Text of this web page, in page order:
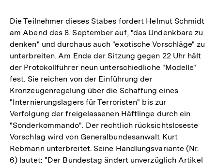
Die Teilnehmer dieses Stabes fordert Helmut Schmidt
am Abend des 8. September auf, "das Undenkbare zu
denken" und durchaus auch "exotische Vorschläge" zu
unterbreiten. Am Ende der Sitzung gegen 22 Uhr hält
der Protokollführer neun unterschiedliche "Modelle"
fest. Sie reichen von der Einführung der
Kronzeugenregelung über die Schaffung eines
"Internierungslagers für Terroristen" bis zur
Verfolgung der freigelassenen Häftlinge durch ein
"Sonderkommando". Der rechtlich rücksichtsloseste
Vorschlag wird von Generalbundesanwalt Kurt
Rebmann unterbreitet. Seine Handlungsvariante (Nr.
6) lautet: "Der Bundestag ändert unverzüglich Artikel